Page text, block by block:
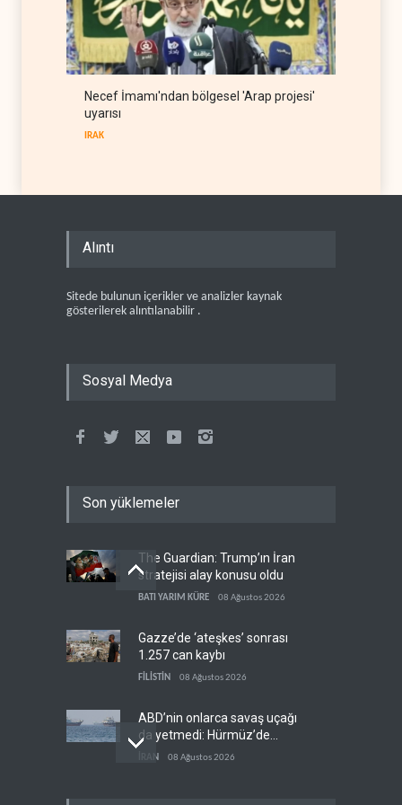
Necef İmamı'ndan bölgesel 'Arap projesi'
uyarısı
IRAK
Alıntı
Sitede bulunun içerikler ve analizler kaynak
gösterilerek alıntılanabilir .
Sosyal Medya
Son yüklemeler
The Guardian: Trump’ın İran
stratejisi alay konusu oldu
BATI YARIM KÜRE 08 Ağustos 2026
Gazze’de ‘ateşkes’ sonrası
1.257 can kaybı
FİLİSTİN 08 Ağustos 2026
ABD’nin onlarca savaş uçağı
da yetmedi: Hürmüz’de
gemi vuruldu
İRAN 08 Ağustos 2026